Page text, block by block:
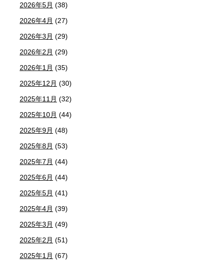
2026年5月 (38)
2026年4月 (27)
2026年3月 (29)
2026年2月 (29)
2026年1月 (35)
2025年12月 (30)
2025年11月 (32)
2025年10月 (44)
2025年9月 (48)
2025年8月 (53)
2025年7月 (44)
2025年6月 (44)
2025年5月 (41)
2025年4月 (39)
2025年3月 (49)
2025年2月 (51)
2025年1月 (67)